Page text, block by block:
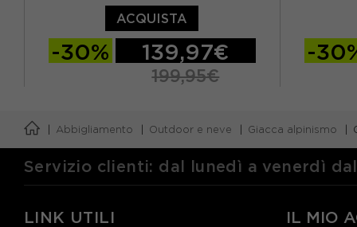
ACQUISTA
-30% 139,97€
199,95€
-
Abbigliamento Outdoor e neve Giacca alpinismo
Servizio clienti: dal lunedì a venerdì
LINK UTILI IL MIO